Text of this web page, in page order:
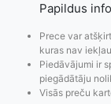
Papildus
Prece var
kuras nav
Piedāvājumi ir
piegādātāju
Visās preču